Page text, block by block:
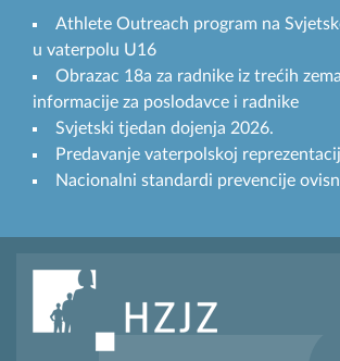
Athlete Outreach program na
u vaterpolu U16
Obrazac 18a za radnike iz trećih
informacije za poslodavce i radnike
Svjetski tjedan dojenja 2026.
Predavanje vaterpolskoj
Nacionalni standardi prevencije